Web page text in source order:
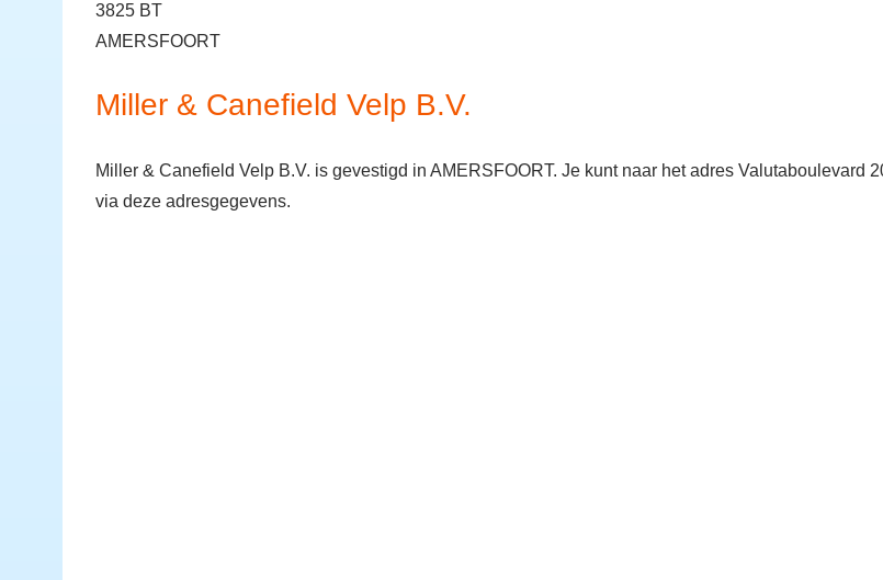
3825 BT
AMERSFOORT
Miller & Canefield Velp B.V.
Miller & Canefield Velp B.V. is gevestigd in AMERSFOORT. Je kunt naar het adres Valutaboulevard
via deze adresgegevens.